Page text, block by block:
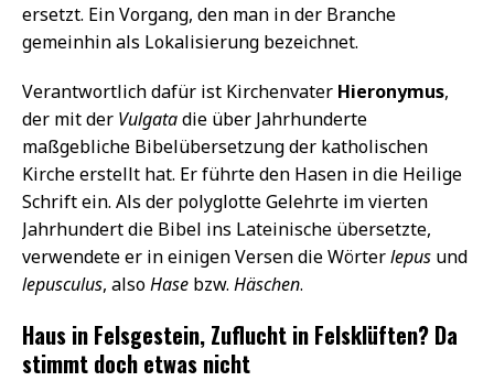
ersetzt. Ein Vorgang, den man in der Branche
gemeinhin als Lokalisierung bezeichnet.
Verantwortlich dafür ist Kirchenvater Hieronymus,
der mit der Vulgatadie über Jahrhunderte
maßgebliche Bibelübersetzung der katholischen
Kirche erstellt hat. Er führte den Hasen in die Heilige
Schrift ein. Als der polyglotte Gelehrte im vierten
Jahrhundert die Bibel ins Lateinische übersetzte,
verwendete er in einigen Versen die Wörterlepus und
lepusculus, alsoHase bzw. Häschen.
Haus in Felsgestein, Zuflucht in Felsklüften? Da
stimmt doch etwas nicht